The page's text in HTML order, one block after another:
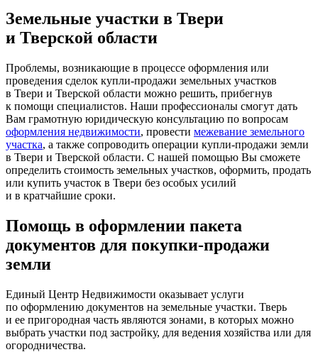
Земельные участки в Твери
и Тверской области
Проблемы, возникающие в процессе оформления или
проведения сделок купли-продажи земельных участков
в Твери и Тверской области можно решить, прибегнув
к помощи специалистов. Наши профессионалы смогут дать
Вам грамотную юридическую консультацию по вопросам
оформления недвижимости, провести межевание земельного
участка, а также сопроводить операции купли-продажи земли
в Твери и Тверской области. С нашей помощью Вы сможете
определить стоимость земельных участков, оформить, продать
или купить участок в Твери без особых усилий
и в кратчайшие сроки.
Помощь в оформлении пакета
документов для покупки-продажи
земли
Единый Центр Недвижимости оказывает услуги
по оформлению документов на земельные участки. Тверь
и ее пригородная часть являются зонами, в которых можно
выбрать участки под застройку, для ведения хозяйства или для
огородничества.